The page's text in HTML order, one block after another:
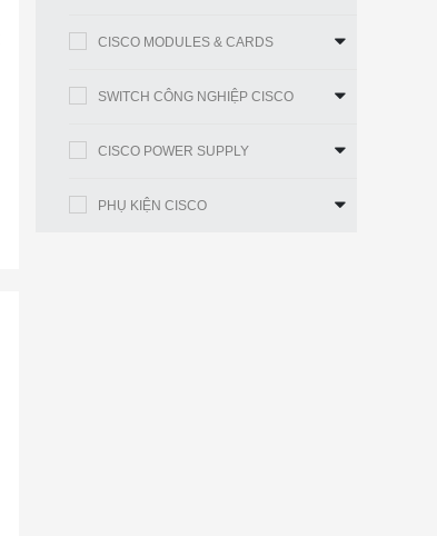
CISCO MODULES & CARDS
SWITCH CÔNG NGHIỆP CISCO
CISCO POWER SUPPLY
PHỤ KIỆN CISCO